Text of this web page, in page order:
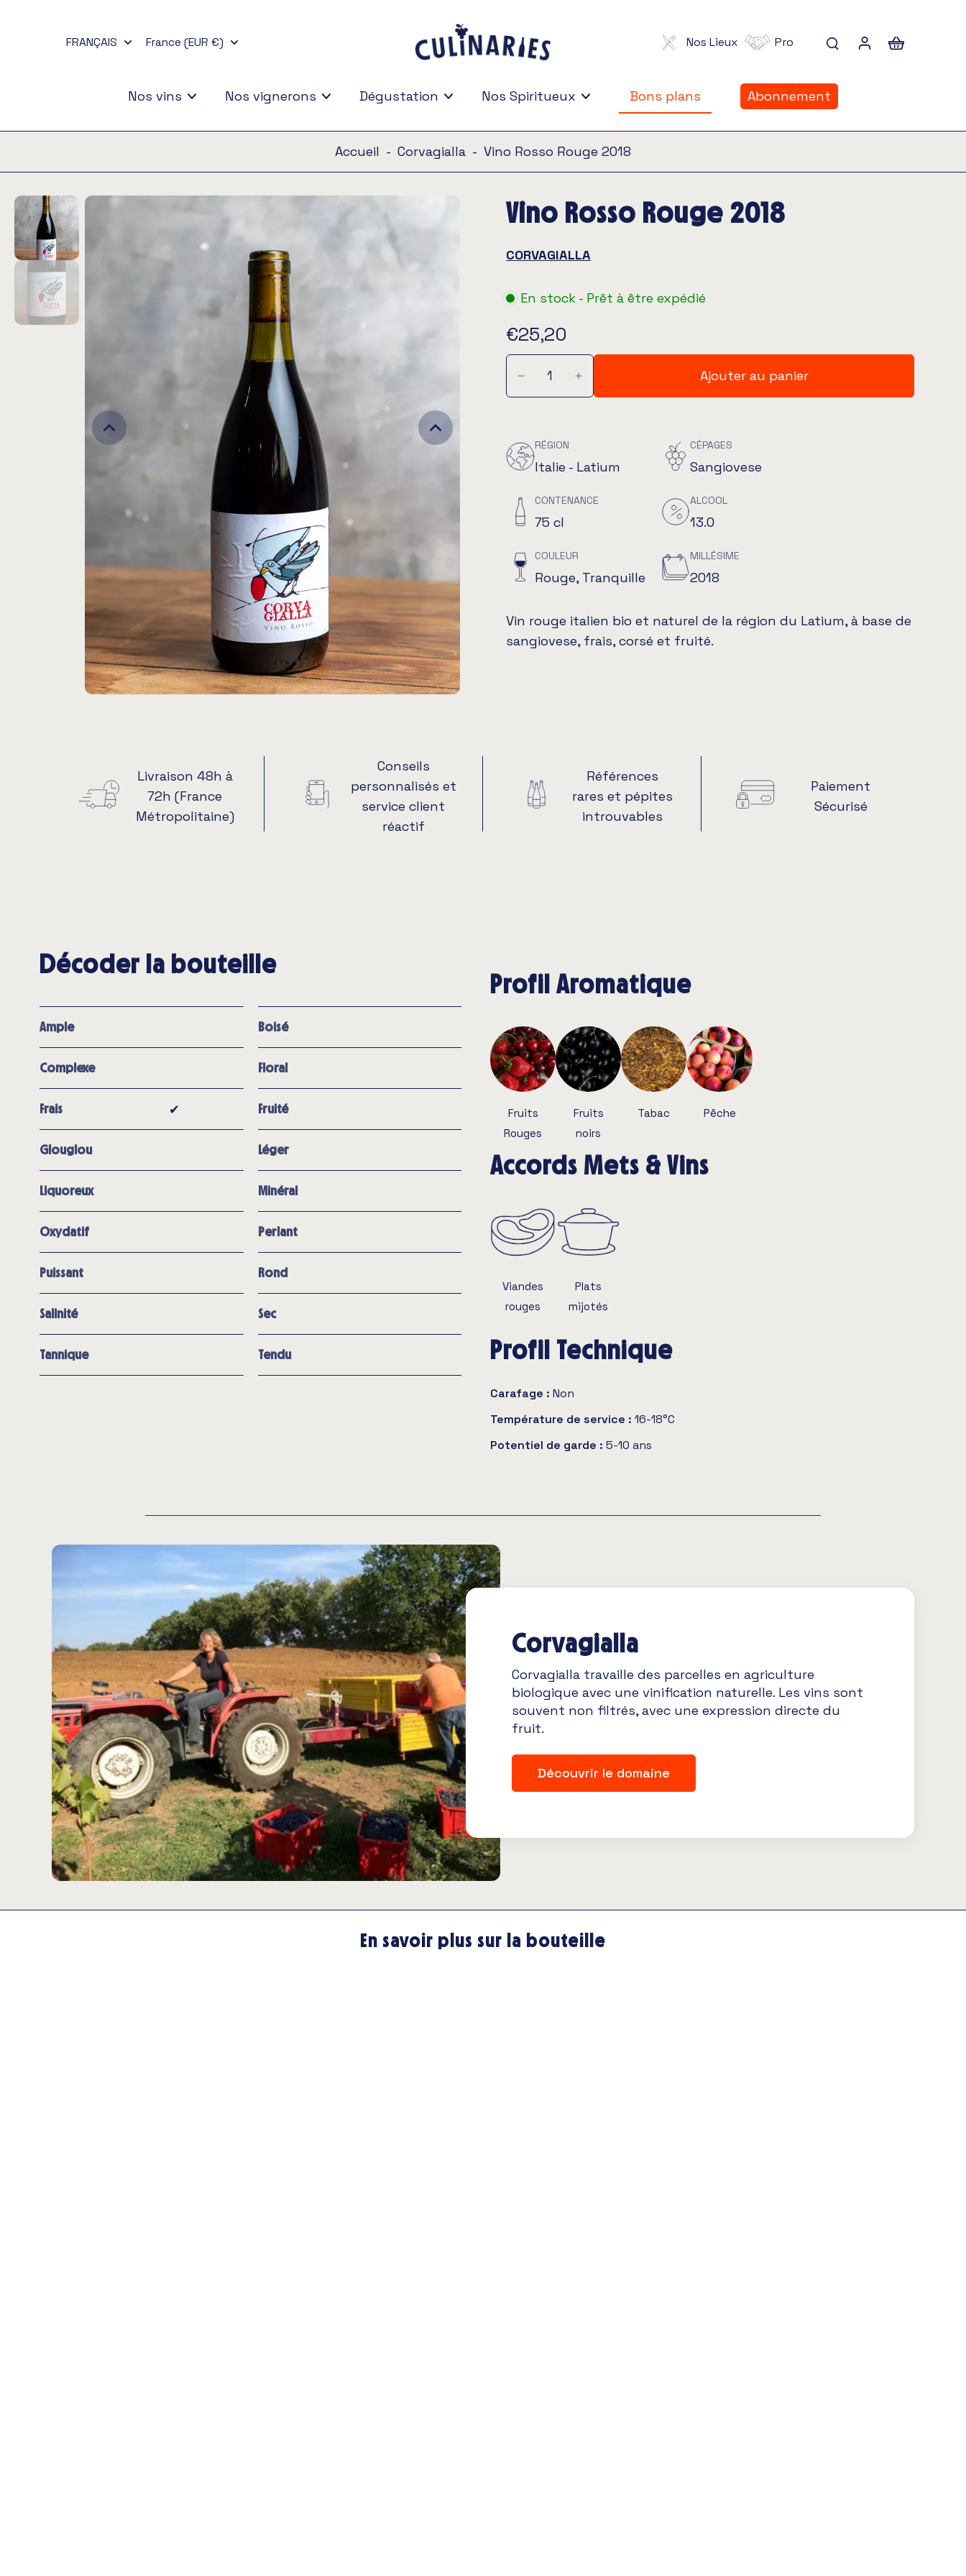
FRANÇAIS France (EUR €) Nos Lieux Pro
Nos vins Nos vignerons Dégustation Nos Spiritueux
Bons plans
Bons plans
Abonnement
Accueil - Corvagialla - Vino Rosso Rouge 2018
Passer
aux
informations
sur
le
produit
Vino Rosso Rouge 2018
CORVAGIALLA
En stock - Prêt à être expédié
€25,20
Ajouter au panier
RÉGION
Italie - Latium
CÉPAGES
Sangiovese
CONTENANCE
75 cl
ALCOOL
13.0
COULEUR
Rouge, Tranquille
MILLÉSIME
2018
Vin rouge italien bio et naturel de la région du Latium, à base de
sangiovese, frais, corsé et fruité.
Livraison 48h à
72h (France
Métropolitaine)
Conseils
personnalisés et
service client
réactif
Références
rares et pépites
introuvables
Paiement
Sécurisé
Décoder la bouteille
Ample Boisé
Complexe Floral
Frais ✔︎ Fruité
Glouglou Léger
Liquoreux Minéral
Oxydatif Perlant
Puissant Rond
Salinité Sec
Tannique Tendu
Profil Aromatique
Fruits
Rouges
Fruits
noirs
Tabac Pêche
Accords Mets & Vins
Viandes
rouges
Plats
mijotés
Profil Technique
Carafage : Non
Température de service : 16-18°C
Potentiel de garde : 5-10 ans
Corvagialla
Corvagialla travaille des parcelles en agriculture
biologique avec une vinification naturelle. Les vins sont
souvent non filtrés, avec une expression directe du
fruit.
Découvrir le domaine
En savoir plus sur la bouteille